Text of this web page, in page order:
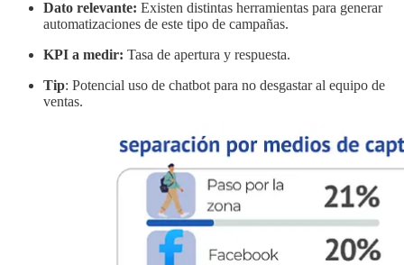
Dato relevante: Existen distintas herramientas para generar
automatizaciones de este tipo de campañas.
KPI a medir: Tasa de apertura y respuesta.
Tip: Potencial uso de chatbot para no desgastar al equipo de
ventas.